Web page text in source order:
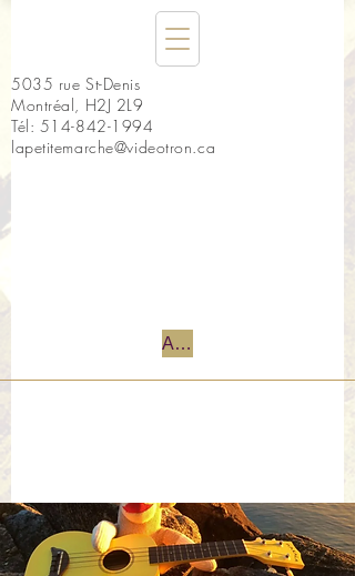
5035 rue St-Denis
Montréal, H2J 2L9
Tél: 514-842-1994
lapetitemarche@videotron.ca
Accueil